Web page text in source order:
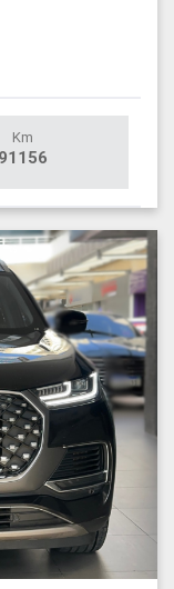
Km
91156